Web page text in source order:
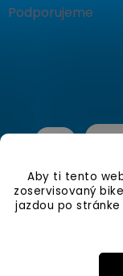
Aby ti tento
zoservisovaný
jazdou po stránke
Podporujeme